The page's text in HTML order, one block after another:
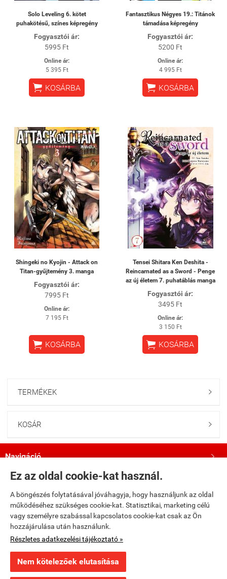
Ez az oldal cookie-kat használ.
A böngészés folytatásával jóváhagyja, hogy használjunk az oldal
működéséhez szükséges cookie-kat. Statisztikai, marketing célú
vagy személyre szabással kapcsolatos cookie-kat csak az Ön
hozzájárulása után használunk.
Részletes adatkezelési tájékoztató »
Nem kötelezőek elutasítása
Solo Leveling 6. kötet
puhakötésű, színes képregény
Fogyasztói ár:
5995 Ft
Online ár:
5 395 Ft
 KOSÁRBA
Fantasztikus Négyes 19.: Titánok
támadása képregény
Fogyasztói ár:
5200 Ft
Online ár:
4 995 Ft
 KOSÁRBA
Shingeki no Kyojin - Attack on
Titan-gyűjtemény 3. manga
Fogyasztói ár:
7995 Ft
Online ár:
7 195 Ft
 KOSÁRBA
Tensei Shitara Ken Deshita -
Reincarnated as a Sword - Penge
az új életem 7. puhatáblás manga
Fogyasztói ár:
3495 Ft
Online ár:
3 150 Ft
 KOSÁRBA
TERMÉKEK 
KOSÁR 
Navigáció 
Bemutatkozás
Kövess minket a Facebookon!